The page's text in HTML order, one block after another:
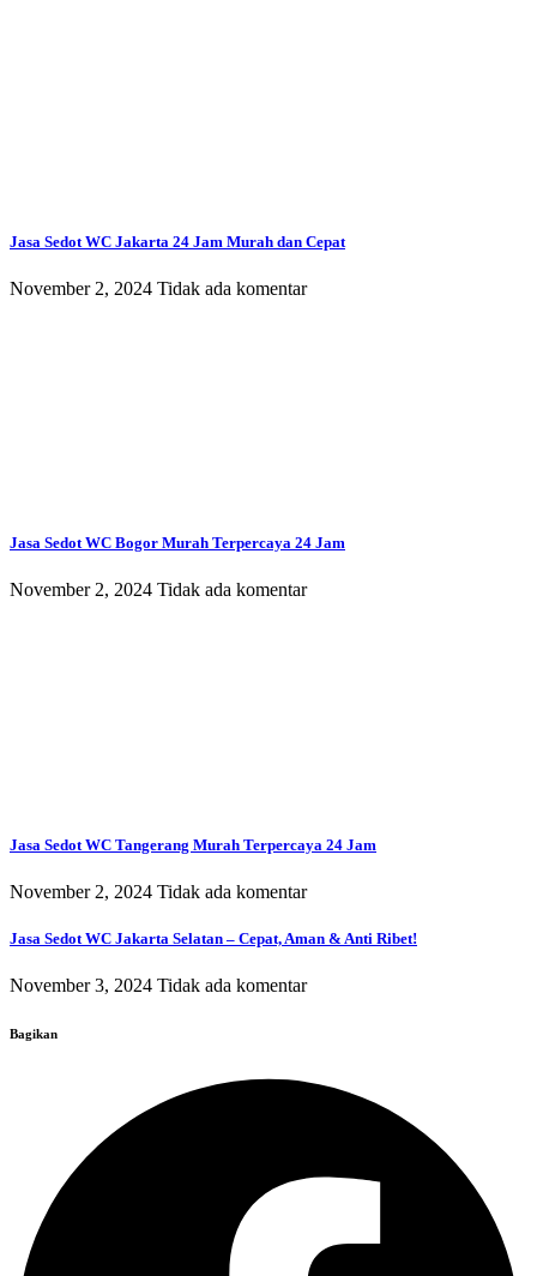
Jasa Sedot WC Jakarta 24 Jam Murah dan Cepat
November 2, 2024 Tidak ada komentar
Jasa Sedot WC Bogor Murah Terpercaya 24 Jam
November 2, 2024 Tidak ada komentar
Jasa Sedot WC Tangerang Murah Terpercaya 24 Jam
November 2, 2024 Tidak ada komentar
Jasa Sedot WC Jakarta Selatan – Cepat, Aman & Anti Ribet!
November 3, 2024 Tidak ada komentar
Bagikan